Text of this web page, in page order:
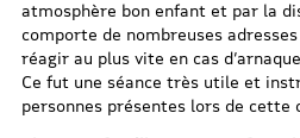
atmosphère bon enfant et par la
comporte de nombreuses
réagir au plus vite en cas
Ce fut une séance très utile et
personnes présentes lors de cette